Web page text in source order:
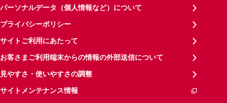
パーソナルデータ（個人情報など）について
プライバシーポリシー
サイトご利用にあたって
お客さまご利用端末からの情報の外部送信について
見やすさ・使いやすさの調整
サイトメンテナンス情報